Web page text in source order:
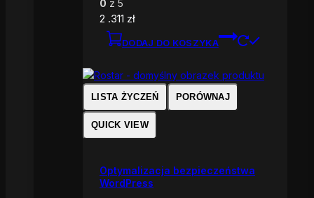
0 z 5
2 .311 zł
DODAJ DO KOSZYKA
LISTA ŻYCZEŃ PORÓWNAJ
QUICK VIEW
Optymalizacja bezpieczeństwa
WordPress